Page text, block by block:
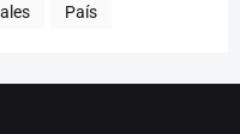
País